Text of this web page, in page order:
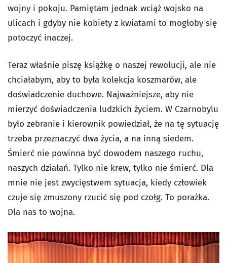
wojny i pokoju. Pamiętam jednak wciąż wojsko na
ulicach i gdyby nie kobiety z kwiatami to mogłoby się
potoczyć inaczej.
Teraz właśnie piszę książkę o naszej rewolucji, ale nie
chciałabym, aby to była kolekcja koszmarów, ale
doświadczenie duchowe. Najważniejsze, aby nie
mierzyć doświadczenia ludzkich życiem. W Czarnobylu
było zebranie i kierownik powiedział, że na tę sytuację
trzeba przeznaczyć dwa życia, a na inną siedem.
Śmierć nie powinna być dowodem naszego ruchu,
naszych działań. Tylko nie krew, tylko nie śmierć. Dla
mnie nie jest zwycięstwem sytuacja, kiedy człowiek
czuje się zmuszony rzucić się pod czołg. To porażka.
Dla nas to wojna.